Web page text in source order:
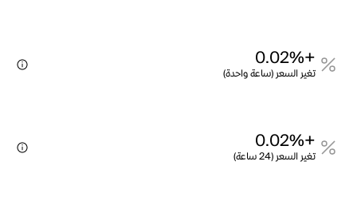
+0.02%
تغير السعر (ساعة واحدة)
+0.02%
تغير السعر (24 ساعة)